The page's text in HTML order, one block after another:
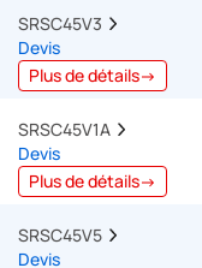
SRSC45V3
Devis
Plus de détails→
SRSC45V1A
Devis
Plus de détails→
SRSC45V5
Devis